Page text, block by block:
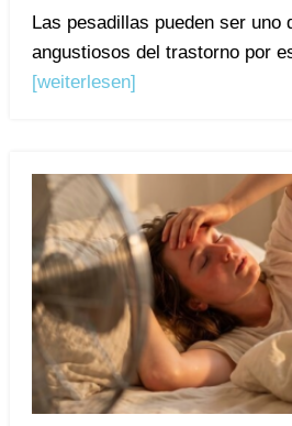
Las pesadillas pueden ser uno
angustiosos del trastorno por
[weiterlesen]